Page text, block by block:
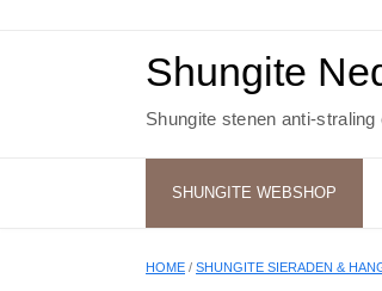
Shungite
Shungite stenen anti-
SHUNGITE WEBSHOP
HOME / SHUNGITE SIERADEN &